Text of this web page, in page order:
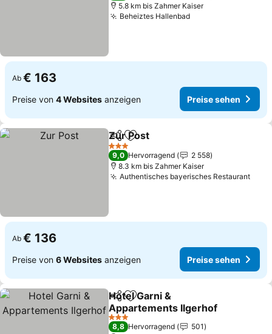
5.8 km bis Zahmer Kaiser
Beheiztes HallenbadPreise sehen
Ab € 163
Preise von 4 Websites anzeigen Preise sehen
TeilenZu Favoriten hinzufügen
Zur Post
3 Sterne
9,0 Hervorragend
2 558
8.3 km bis Zahmer Kaiser
Authentisches bayerisches Restaurant
Ab € 136
Preise von 6 Websites anzeigen Preise sehen
TeilenZu Favoriten hinzufügen
Hotel Garni &
Appartements Ilgerhof
Preise sehen
3 Sterne
8,8 Hervorragend
501